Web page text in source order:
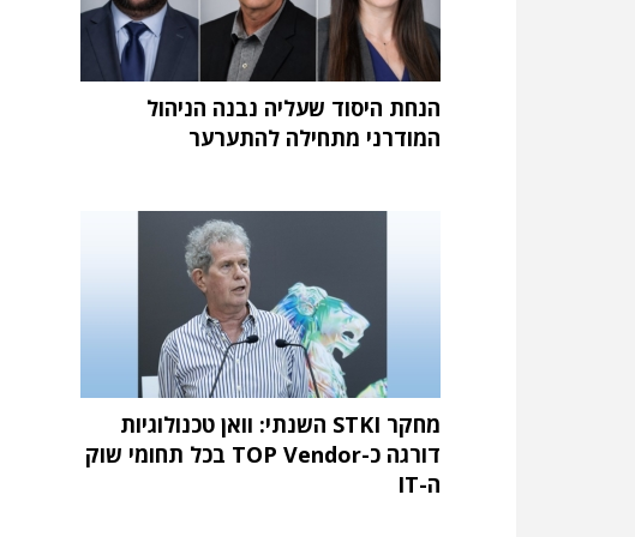
הנחת היסוד שעליה נבנה הניהול
המודרני מתחילה להתערער
מחקר STKI השנתי: וואן טכנולוגיות
דורגה כ-TOP Vendor בכל תחומי שוק
ה-IT